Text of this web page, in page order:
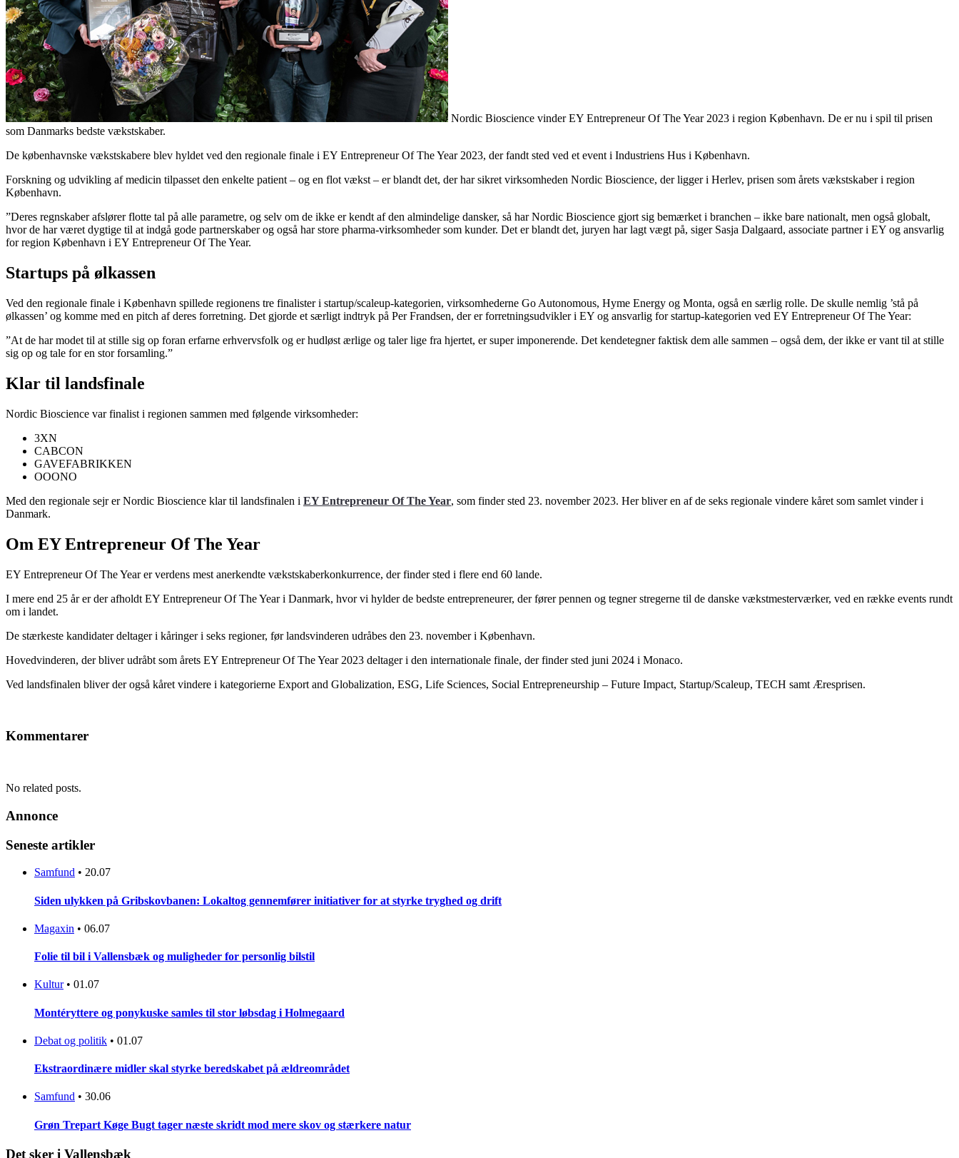
Nordic Bioscience vinder EY Entrepreneur Of The Year 2023 i region København. De er nu i spil til prisen
som Danmarks bedste vækstskaber.
De københavnske vækstskabere blev hyldet ved den regionale finale i EY Entrepreneur Of The Year 2023, der fandt sted ved et event i Industriens Hus i København.
Forskning og udvikling af medicin tilpasset den enkelte patient – og en flot vækst – er blandt det, der har sikret virksomheden Nordic Bioscience, der ligger i Herlev, prisen som årets vækstskaber i region
København.
”Deres regnskaber afslører flotte tal på alle parametre, og selv om de ikke er kendt af den almindelige dansker, så har Nordic Bioscience gjort sig bemærket i branchen – ikke bare nationalt, men også globalt,
hvor de har været dygtige til at indgå gode partnerskaber og også har store pharma-virksomheder som kunder. Det er blandt det, juryen har lagt vægt på, siger Sasja Dalgaard, associate partner i EY og ansvarlig
for region København i EY Entrepreneur Of The Year.
Startups på ølkassen
Ved den regionale finale i København spillede regionens tre finalister i startup/scaleup-kategorien, virksomhederne Go Autonomous, Hyme Energy og Monta, også en særlig rolle. De skulle nemlig ’stå på
ølkassen’ og komme med en pitch af deres forretning. Det gjorde et særligt indtryk på Per Frandsen, der er forretningsudvikler i EY og ansvarlig for startup-kategorien ved EY Entrepreneur Of The Year:
”At de har modet til at stille sig op foran erfarne erhvervsfolk og er hudløst ærlige og taler lige fra hjertet, er super imponerende. Det kendetegner faktisk dem alle sammen – også dem, der ikke er vant til at stille
sig op og tale for en stor forsamling.”
Klar til landsfinale
Nordic Bioscience var finalist i regionen sammen med følgende virksomheder:
3XN
CABCON
GAVEFABRIKKEN
OOONO
Med den regionale sejr er Nordic Bioscience klar til landsfinalen i EY Entrepreneur Of The Year, som finder sted 23. november 2023. Her bliver en af de seks regionale vindere kåret som samlet vinder i
Danmark.
Om EY Entrepreneur Of The Year
EY Entrepreneur Of The Year er verdens mest anerkendte vækstskaberkonkurrence, der finder sted i flere end 60 lande.
I mere end 25 år er der afholdt EY Entrepreneur Of The Year i Danmark, hvor vi hylder de bedste entrepreneurer, der fører pennen og tegner stregerne til de danske vækstmesterværker, ved en række events rundt
om i landet.
De stærkeste kandidater deltager i kåringer i seks regioner, før landsvinderen udråbes den 23. november i København.
Hovedvinderen, der bliver udråbt som årets EY Entrepreneur Of The Year 2023 deltager i den internationale finale, der finder sted juni 2024 i Monaco.
Ved landsfinalen bliver der også kåret vindere i kategorierne Export and Globalization, ESG, Life Sciences, Social Entrepreneurship – Future Impact, Startup/Scaleup, TECH samt Æresprisen.
Kommentarer
No related posts.
Annonce
Seneste artikler
Samfund • 20.07
Siden ulykken på Gribskovbanen: Lokaltog gennemfører initiativer for at styrke tryghed og drift
Magaxin • 06.07
Folie til bil i Vallensbæk og muligheder for personlig bilstil
Kultur • 01.07
Montéryttere og ponykuske samles til stor løbsdag i Holmegaard
Debat og politik • 01.07
Ekstraordinære midler skal styrke beredskabet på ældreområdet
Samfund • 30.06
Grøn Trepart Køge Bugt tager næste skridt mod mere skov og stærkere natur
Det sker i Vallensbæk